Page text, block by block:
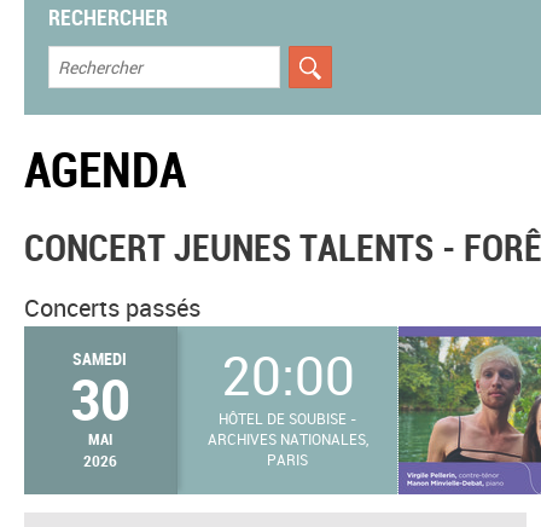
RECHERCHER
AGENDA
CONCERT JEUNES TALENTS -
Concerts passés
SAMEDI
30
MAI
2026
20:00
HÔTEL DE SOUBISE -
ARCHIVES NATIONALES,
PARIS